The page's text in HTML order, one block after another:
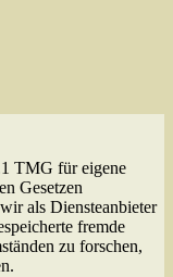
TMG für eigene
Gesetzen
als Diensteanbieter
fremde
zu forschen,